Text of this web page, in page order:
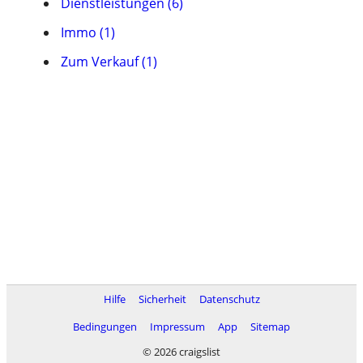
Immo (1)
Zum Verkauf (1)
Hilfe Sicherheit
Datenschutz
Bedingungen
Impressum App
Sitemap
© 2026 craigslist